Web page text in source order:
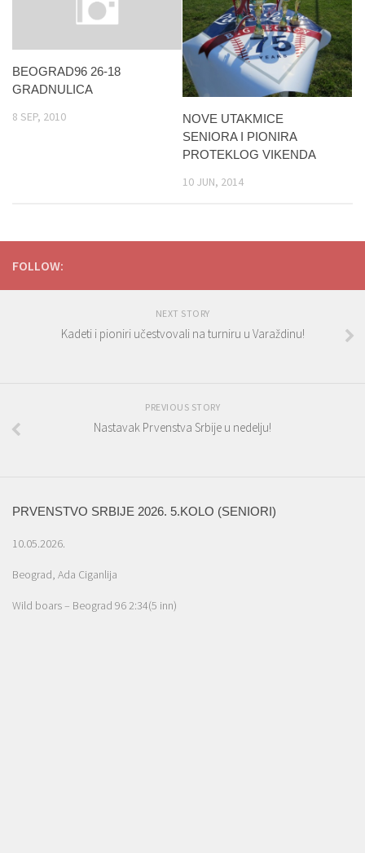
BEOGRAD96 26-18
GRADNULICA
8 SEP, 2010
NOVE UTAKMICE
SENIORA I PIONIRA
PROTEKLOG VIKENDA
10 JUN, 2014
FOLLOW:
NEXT STORY
Kadeti i pioniri učestvovali na turniru u Varaždinu!
PREVIOUS STORY
Nastavak Prvenstva Srbije u nedelju!
PRVENSTVO SRBIJE 2026. 5.KOLO (SENIORI)
10.05.2026.
Beograd, Ada Ciganlija
Wild boars – Beograd 96 2:34(5 inn)